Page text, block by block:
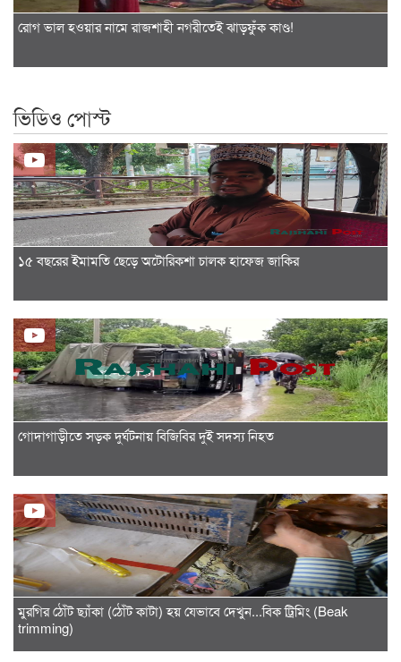
রোগ ভাল হওয়ার নামে রাজশাহী নগরীতেই ঝাড়ফুঁক কাণ্ড!
ভিডিও পোস্ট
১৫ বছরের ইমামতি ছেড়ে অটোরিকশা চালক হাফেজ জাকির
গোদাগাড়ীতে সড়ক দুর্ঘটনায় বিজিবির দুই সদস্য নিহত
মুরগির ঠোঁট ছ্যাঁকা (ঠোঁট কাটা) হয় যেভাবে দেখুন...বিক ট্রিমিং (Beak
trimming)